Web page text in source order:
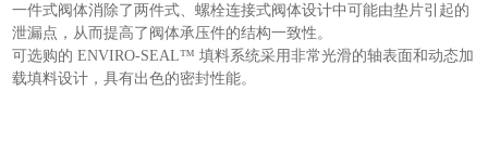
一件式阀体消除了两件式、螺栓连接式阀体设计中可能由垫片引起的
泄漏点，从而提高了阀体承压件的结构一致性。
可选购的 ENVIRO-SEAL™ 填料系统采用非常光滑的轴表面和动态加
载填料设计，具有出色的密封性能。